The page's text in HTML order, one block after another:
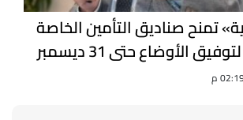
تمنح صناديق التأمين الخاصة
الأوضاع حتى 31 ديسمبر